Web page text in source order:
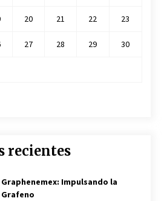
20 21 22 23
27 28 29 30
recientes
Graphenemex: Impulsando la